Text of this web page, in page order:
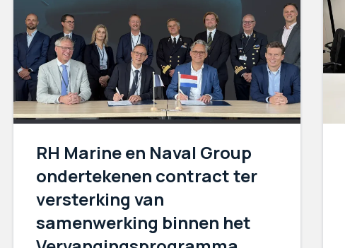
RH Marine en Naval Group
ondertekenen contract ter
versterking van
samenwerking binnen het